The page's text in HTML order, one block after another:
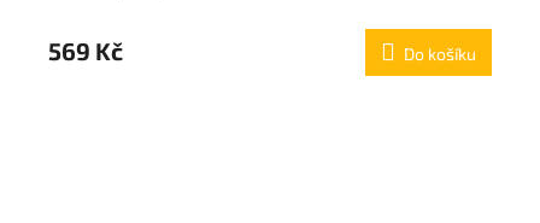
569 Kč Do košíku